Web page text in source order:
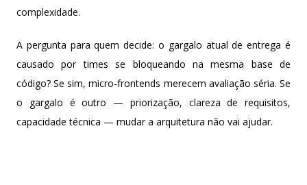
complexidade.
A pergunta para quem decide: o gargalo atual de entrega é
causado por times se bloqueando na mesma base de
código? Se sim, micro-frontends merecem avaliação séria. Se
o gargalo é outro — priorização, clareza de requisitos,
capacidade técnica — mudar a arquitetura não vai ajudar.